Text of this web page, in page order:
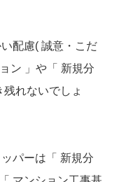
配慮( 誠意・こだ
ン 」や「 新規分
れないでしょ
パーは「 新規分